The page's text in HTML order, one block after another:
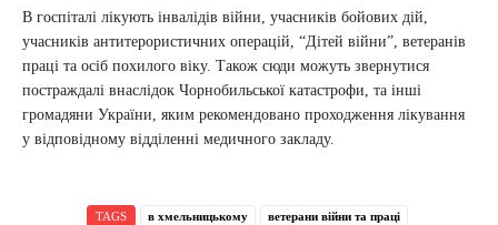
В госпіталі лікують інвалідів війни, учасників бойових дій,
учасників антитерористичних операцій, “Дітей війни”, ветеранів
праці та осіб похилого віку. Також сюди можуть звернутися
постраждалі внаслідок Чорнобильської катастрофи, та інші
громадяни України, яким рекомендовано проходження лікування
у відповідному відділенні медичного закладу.
TAGS в хмельницькому ветерани війни та праці